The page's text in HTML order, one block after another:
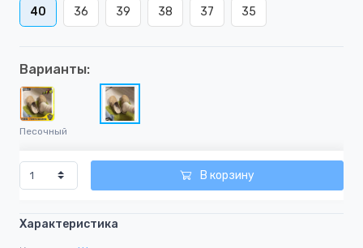
40 36 39 38 37 35
Варианты:
Песочный
В корзину
Характеристика